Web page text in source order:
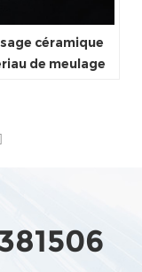
céramique
de meulage